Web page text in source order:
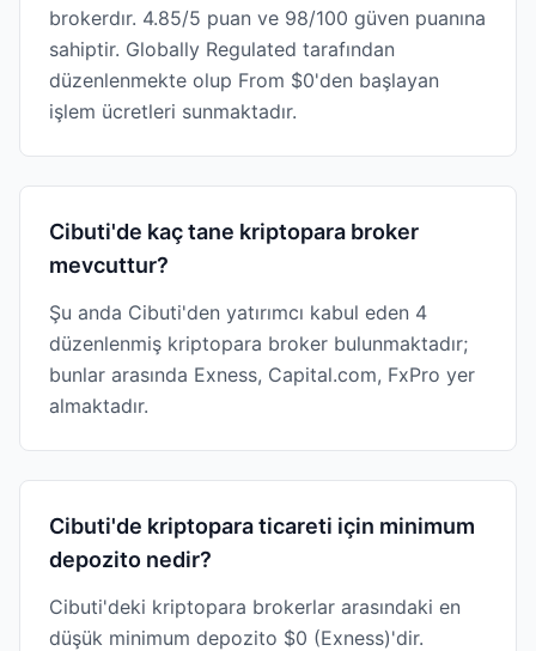
brokerdır. 4.85/5 puan ve 98/100 güven puanına
sahiptir. Globally Regulated tarafından
düzenlenmekte olup From $0'den başlayan
işlem ücretleri sunmaktadır.
Cibuti'de kaç tane kriptopara broker
mevcuttur?
Şu anda Cibuti'den yatırımcı kabul eden 4
düzenlenmiş kriptopara broker bulunmaktadır;
bunlar arasında Exness, Capital.com, FxPro yer
almaktadır.
Cibuti'de kriptopara ticareti için minimum
depozito nedir?
Cibuti'deki kriptopara brokerlar arasındaki en
düşük minimum depozito $0 (Exness)'dir.